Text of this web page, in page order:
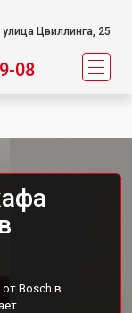
улица Цвиллинга, 25
08
Bosch в